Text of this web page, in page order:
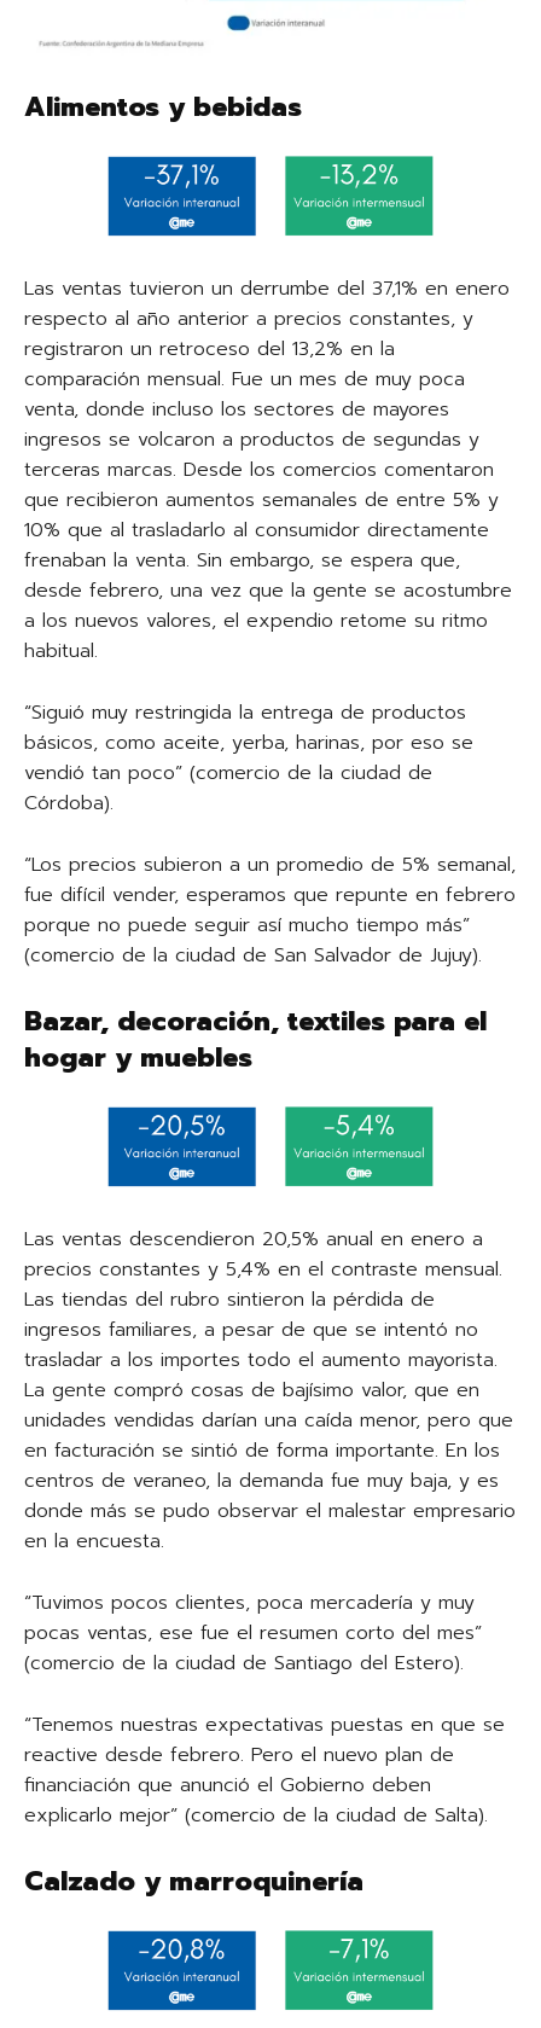
Alimentos y bebidas
Las ventas tuvieron un derrumbe del 37,1% en enero
respecto al año anterior a precios constantes, y
registraron un retroceso del 13,2% en la
comparación mensual. Fue un mes de muy poca
venta, donde incluso los sectores de mayores
ingresos se volcaron a productos de segundas y
terceras marcas. Desde los comercios comentaron
que recibieron aumentos semanales de entre 5% y
10% que al trasladarlo al consumidor directamente
frenaban la venta. Sin embargo, se espera que,
desde febrero, una vez que la gente se acostumbre
a los nuevos valores, el expendio retome su ritmo
habitual.
“Siguió muy restringida la entrega de productos
básicos, como aceite, yerba, harinas, por eso se
vendió tan poco” (comercio de la ciudad de
Córdoba).
“Los precios subieron a un promedio de 5% semanal,
fue difícil vender, esperamos que repunte en febrero
porque no puede seguir así mucho tiempo más”
(comercio de la ciudad de San Salvador de Jujuy).
Bazar, decoración, textiles para el
hogar y muebles
Las ventas descendieron 20,5% anual en enero a
precios constantes y 5,4% en el contraste mensual.
Las tiendas del rubro sintieron la pérdida de
ingresos familiares, a pesar de que se intentó no
trasladar a los importes todo el aumento mayorista.
La gente compró cosas de bajísimo valor, que en
unidades vendidas darían una caída menor, pero que
en facturación se sintió de forma importante. En los
centros de veraneo, la demanda fue muy baja, y es
donde más se pudo observar el malestar empresario
en la encuesta.
“Tuvimos pocos clientes, poca mercadería y muy
pocas ventas, ese fue el resumen corto del mes”
(comercio de la ciudad de Santiago del Estero).
“Tenemos nuestras expectativas puestas en que se
reactive desde febrero. Pero el nuevo plan de
financiación que anunció el Gobierno deben
explicarlo mejor” (comercio de la ciudad de Salta).
Calzado y marroquinería